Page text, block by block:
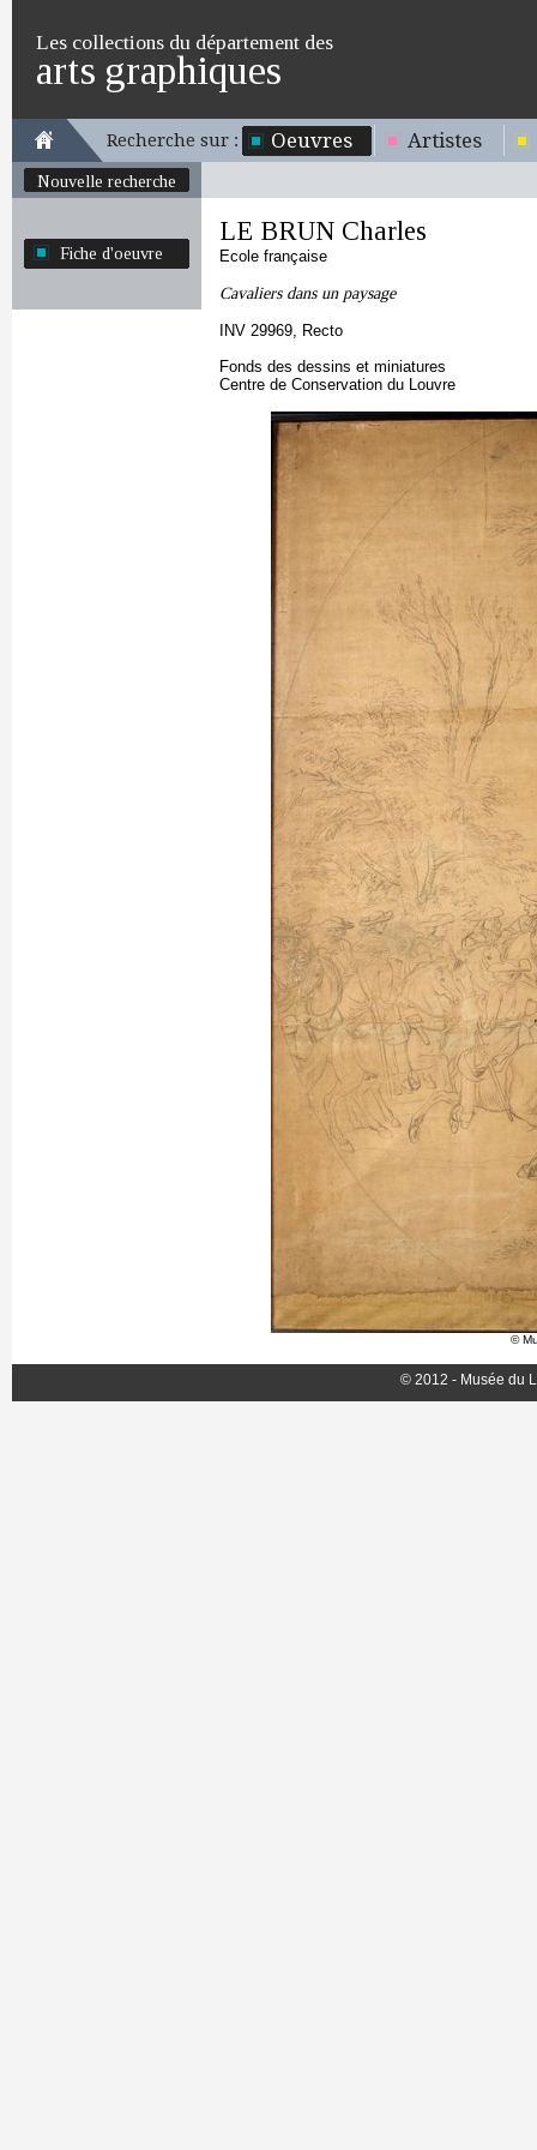
Les collections du département des
arts graphiques
Recherche sur : Oeuvres Artistes
Nouvelle recherche
Fiche d'oeuvre
LE BRUN Charles
Ecole française
Cavaliers dans un paysage
INV 29969, Recto
Fonds des dessins et miniatures
Centre de Conservation du Louvre
©
© 2012 - Musée du